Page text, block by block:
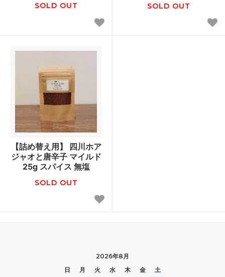
SOLD OUT SOLD OUT
【詰め替え用】 四川ホア
ジャオと唐辛子 マイルド
25g スパイス 無塩
SOLD OUT
2026年8月
日
月 火 水 木 金
土